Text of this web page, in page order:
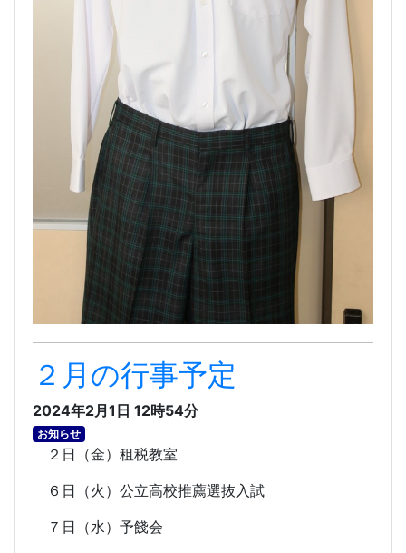
２月の行事予定
2024年2月1日 12時54分
お知らせ
２日（金）租税教室
６日（火）公立高校推薦選抜入試
７日（水）予餞会